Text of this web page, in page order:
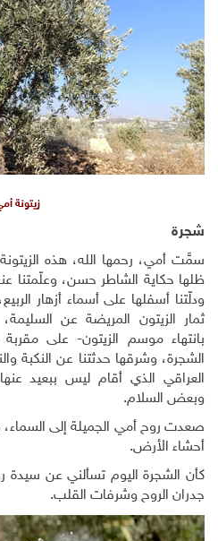
زيتونة
شجرة
سمَّت أمي، رحمها الله، هذه
ظلها حكاية الشاطر حسن،
ودلّتنا أسفلها على أسماء أزهار
ثمار الزيتون المريضة عن
بانتهاء موسم الزيتون- على
الشجرة، وشرقها حدثتنا عن النكبة
العراقي الذي أقام ليس ببعيد
وبعض السلام.
صعدت روح أمي الجميلة إلى
أحشاء الأرض.
كأن الشجرة اليوم تسألني عن سيدة
جدران الروح وشرفات القلب.